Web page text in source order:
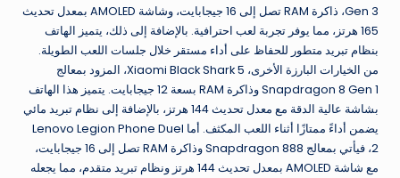
Gen 3، ذاكرة RAM تصل إلى 16 جيجابايت، وشاشة AMOLED بمعدل تحديث
165 هرتز، مما يوفر تجربة لعب احترافية. بالإضافة إلى ذلك، يتميز الهاتف
بنظام تبريد متطور للحفاظ على أداء مستقر خلال جلسات اللعب الطويلة.
من الخيارات البارزة الأخرى، Xiaomi Black Shark 5، المزود بمعالج
Snapdragon 8 Gen 1 وذاكرة RAM بسعة 12 جيجابايت. يتميز هذا الهاتف
بشاشة عالية الدقة مع معدل تحديث 144 هرتز، بالإضافة إلى نظام تبريد مائي
يضمن أداءً ممتازًا أثناء اللعب المكثف. أما Lenovo Legion Phone Duel
2، فيأتي بمعالج Snapdragon 888 وذاكرة RAM تصل إلى 16 جيجابايت،
مع شاشة AMOLED بمعدل تحديث 144 هرتز ونظام تبريد متقدم، مما يجعله